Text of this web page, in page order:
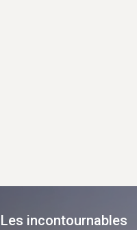
Les incontournables